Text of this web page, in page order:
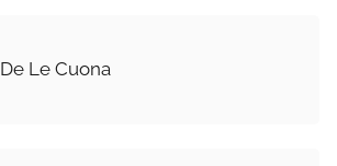
De Le Cuona